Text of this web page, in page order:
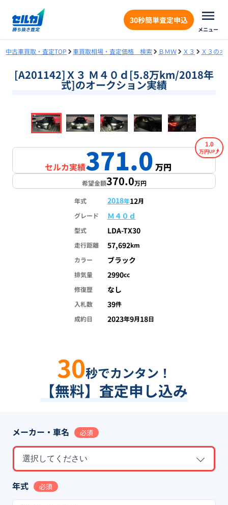
30秒簡単査定申込
メニュー
中古車買取・査定TOP 車買取相場・査定価格 検索 ＢＭＷ Ｘ３ Ｘ３の
[A201142]Ｘ３ Ｍ４０ｄ[5.8万km/2018年
式]のオークション実績
1/18
セルカ実績371.0万円
1.0
万円
希望金額370.0万円
年式 2018年12月
グレード
Ｍ４０ｄ
型式 LDA-TX30
走行距離 57,692km
カラー
ブラック
排気量 2990cc
修復歴
なし
入札数 39件
成約日
2023年9月18日
30秒でカンタン！
【無料】査定申し込み
メーカー・車名 必須
選択してください
年式 必須